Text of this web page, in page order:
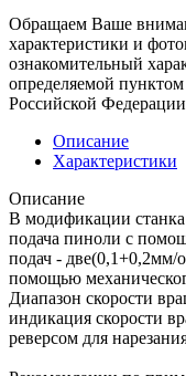
Обращаем Ваше
характеристики и
ознакомительный
определяемой пунктом
Российской
Описание
Характеристики
Описание
В модификации станка
подача пиноли с
подач - две(0,1+0,2мм/
помощью
Диапазон скорости
индикация скорости
реверсом для